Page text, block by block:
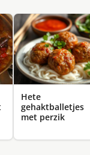
Hete
gehaktballetjes
met perzik